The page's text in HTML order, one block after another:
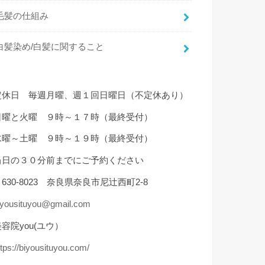
髪の仕組み
髪染め/白髪に関すること
休日 毎週月曜、週１回日曜日（不定休あり）
曜と火曜 ９時～１７時（最終受付）
曜～土曜 ９時～１９時（最終受付）
日の３０分前までにご予約ください
630-8023 奈良県奈良市尼辻西町2-8
院you(ユウ）
biyousituyou.com/